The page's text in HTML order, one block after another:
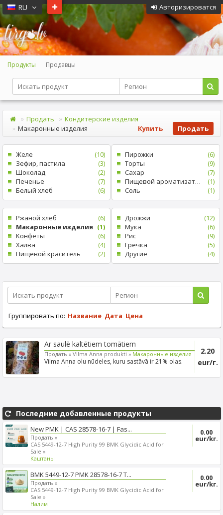
Авторизироватся
RU
Продукты Продавцы
Продать
Кондитерские изделия
Mакаронные изделия
Продать
Купить
Желе
(10)
Зефир, пастила
(3)
Шоколад
(2)
Печенье
(7)
Белый xлеб
(6)
Пирожки
(6)
Tорты
(9)
Cахар
(7)
Пищевой ароматизатор
(1)
Cоль
(1)
Pжаной хлеб
(6)
Mакаронные изделия (1)
Kонфеты
(6)
Xалва
(4)
Пищевой краситель
(2)
Дрожжи
(12)
Mука
(6)
Рис
(9)
Гречка
(5)
Другие
(4)
Группировать по: Название Дата Цена
Ar saulē kaltētiem tomātiem
Продать » Vilma Anna produkti » Mакаронные изделия
Vilma Anna olu nūdeles, kuru sastāvā ir 21% olas.
100% roku ...
2.20
eur/г.
Последние добавленные продукты
New PMK | CAS 28578-16-7 | Fas...
Продать »
CAS 5449-12-7 High Purity 99 BMK Glycidic Acid for
Sale »
Kаштаны
0.00
eur/kг.
BMK 5449-12-7 PMK 28578-16-7 T...
Продать »
CAS 5449-12-7 High Purity 99 BMK Glycidic Acid for
Sale »
Налим
0.00
eur/kг.